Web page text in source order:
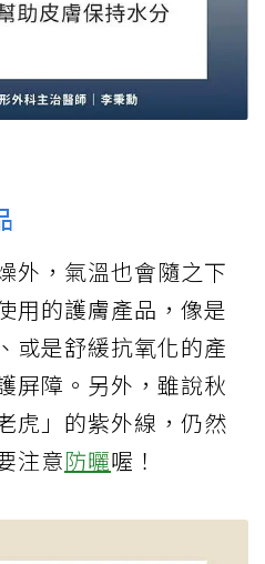
外，氣溫也會隨之下
用的護膚產品，像是
或是舒緩抗氧化的產
屏障。另外，雖說秋
虎」的紫外線，仍然
注意防曬喔！